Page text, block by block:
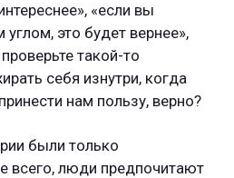
«если вы
это будет вернее»,
такой-то
себя изнутри, когда
нам пользу, верно?
были только
всего, люди предпочитают